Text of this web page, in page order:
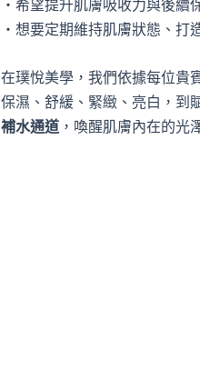
・希望提升肌膚吸收力與後續
・想要定期維持肌膚狀態、打
在璞悅美學，我們依據每位貴
保濕、舒緩、緊緻、亮白，到
補水通道，喚醒肌膚內在的光